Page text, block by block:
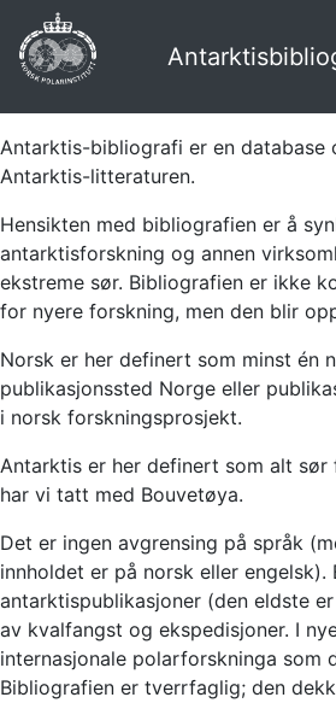
Antarktis-bibliografi er en database
Antarktis-litteraturen.
Hensikten med bibliografien er å
antarktisforskning og annen
ekstreme sør. Bibliografien er ikke
for nyere forskning, men den blir
Norsk er her definert som minst én
publikasjonssted Norge eller
i norsk forskningsprosjekt.
Antarktis er her definert som alt
har vi tatt med Bouvetøya.
Det er ingen avgrensing på språk
innholdet er på norsk eller engelsk).
antarktispublikasjoner (den eldste
av kvalfangst og ekspedisjoner. I
internasjonale polarforskninga som
Bibliografien er tverrfaglig; den